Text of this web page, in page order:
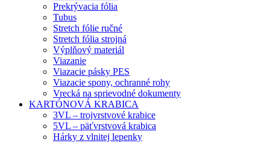
Prekrývacia fólia
Tubus
Stretch fólie ručné
Stretch fólia strojná
Výplňový materiál
Viazanie
Viazacie pásky PES
Viazacie spony, ochranné rohy
Vrecká na sprievodné dokumenty
KARTÓNOVÁ KRABICA
3VL – trojvrstvové krabice
5VL – päťvrstvová krabica
Hárky z vlnitej lepenky